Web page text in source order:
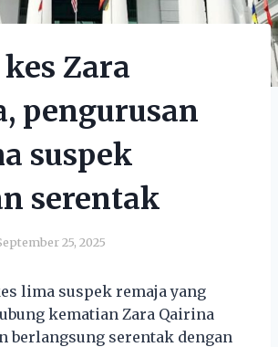
Zara
pengurusan
suspek
serentak
25, 2025
lima suspek remaja yang
kematian Zara Qairina
berlangsung serentak dengan